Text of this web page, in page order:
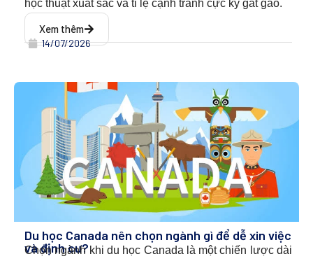
học thuật xuất sắc và tỉ lệ cạnh tranh cực kỳ gắt gao.
Xem thêm
14/07/2026
Du học Canada nên chọn ngành gì để dễ xin việc
và định cư?
Chọn ngành khi du học Canada l à một chiến lược dài